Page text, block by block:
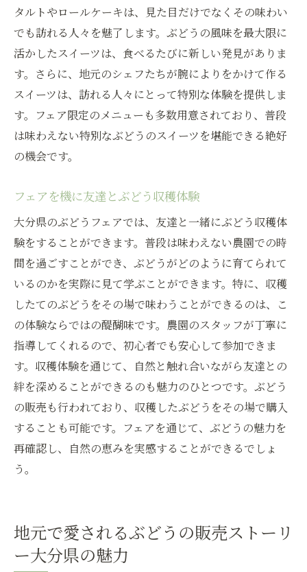
タルトやロールケーキは、見た目だけでなくその味わい
でも訪れる人々を魅了します。ぶどうの風味を最大限に
活かしたスイーツは、食べるたびに新しい発見がありま
す。さらに、地元のシェフたちが腕によりをかけて作る
スイーツは、訪れる人々にとって特別な体験を提供しま
す。フェア限定のメニューも多数用意されており、普段
は味わえない特別なぶどうのスイーツを堪能できる絶好
の機会です。
フェアを機に友達とぶどう収穫体験
大分県のぶどうフェアでは、友達と一緒にぶどう収穫体
験をすることができます。普段は味わえない農園での時
間を過ごすことができ、ぶどうがどのように育てられて
いるのかを実際に見て学ぶことができます。特に、収穫
したてのぶどうをその場で味わうことができるのは、こ
の体験ならではの醍醐味です。農園のスタッフが丁寧に
指導してくれるので、初心者でも安心して参加できま
す。収穫体験を通じて、自然と触れ合いながら友達との
絆を深めることができるのも魅力のひとつです。ぶどう
の販売も行われており、収穫したぶどうをその場で購入
することも可能です。フェアを通じて、ぶどうの魅力を
再確認し、自然の恵みを実感することができるでしょ
う。
地元で愛されるぶどうの販売ストーリ
ー大分県の魅力